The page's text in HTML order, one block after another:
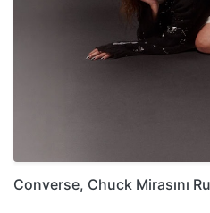
Converse, Chuck Mirasını